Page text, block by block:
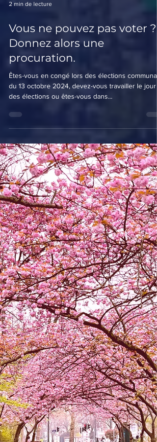
2 min de lecture
Vous ne pouvez pas voter ?
Donnez alors une
procuration.
Êtes-vous en congé lors des élections
des élections ou êtes-vous dans...